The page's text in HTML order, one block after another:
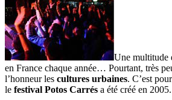
Une multitude
en France chaque année… Pourtant, très
l’honneur les cultures urbaines. C’est
le festival Potos Carrés a été créé en 2005.